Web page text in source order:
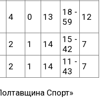
4 0 13
18 -
59
12
2 1 14
15 -
42
7
2 1 14
11 -
43
7
Спорт»